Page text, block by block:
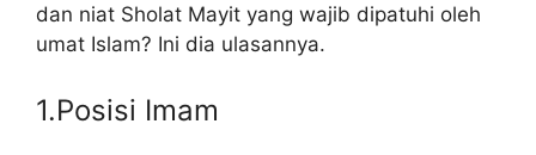
dan niat Sholat Mayit yang wajib dipatuhi oleh
umat Islam? Ini dia ulasannya.
1.Posisi Imam